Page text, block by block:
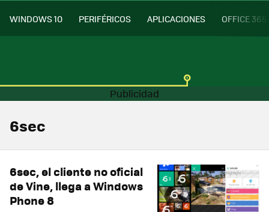
WINDOWS 10 PERIFÉRICOS APLICACIONES OFFICE 365
6sec
6sec, el cliente no oficial
de Vine, llega a Windows
Phone 8